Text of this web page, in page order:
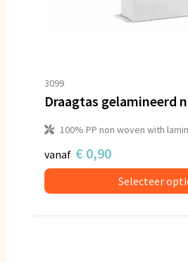
3099
100% PP non woven with
vanaf € 0,90
Selecteer